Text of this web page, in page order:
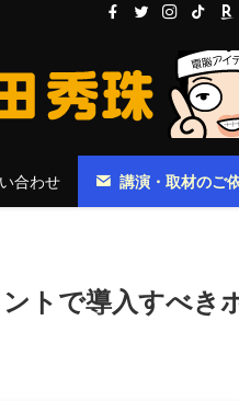
合わせ 講演・取材のご
トで導入すべき